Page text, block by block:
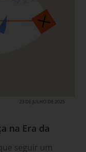
23 DE JULHO DE 2025
na Era da
seguir um